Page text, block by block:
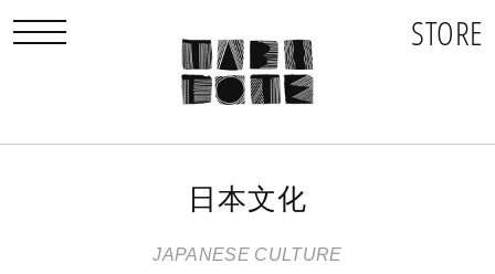
STORE
toggle navigation
日本文化
JAPANESE CULTURE